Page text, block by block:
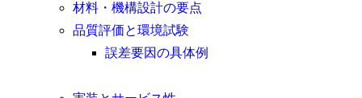
材料・機構設計の要点
品質評価と環境試験
誤差要因の具体例